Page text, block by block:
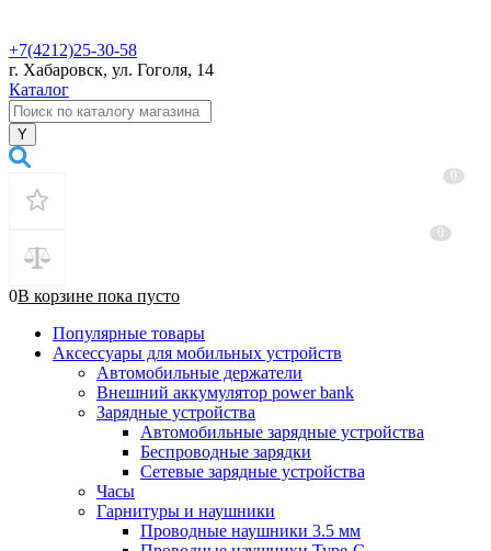
+7(4212)25-30-58
г. Хабаровск, ул. Гоголя, 14
Каталог
0В корзине пока пусто
Популярные товары
Аксессуары для мобильных устройств
Автомобильные держатели
Внешний аккумулятор power bank
Зарядные устройства
Автомобильные зарядные устройства
Беспроводные зарядки
Сетевые зарядные устройства
Часы
Гарнитуры и наушники
Проводные наушники 3.5 мм